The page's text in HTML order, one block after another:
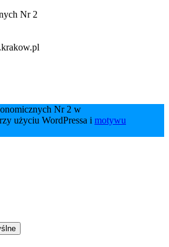
Nr 2
Nr 2 w
użyciu WordPressa i motywu